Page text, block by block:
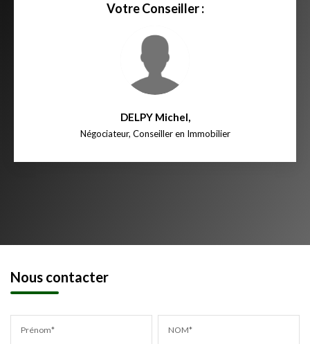
Votre Conseiller :
DELPY Michel,
Négociateur, Conseiller en Immobilier
Nous contacter
Prénom* NOM*